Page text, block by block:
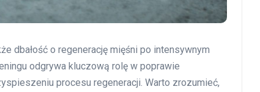
dbałość o regenerację mięśni po intensywnym
odgrywa kluczową rolę w poprawie
procesu regeneracji. Warto zrozumieć,